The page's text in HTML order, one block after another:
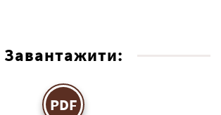
Завантажити:
PDF